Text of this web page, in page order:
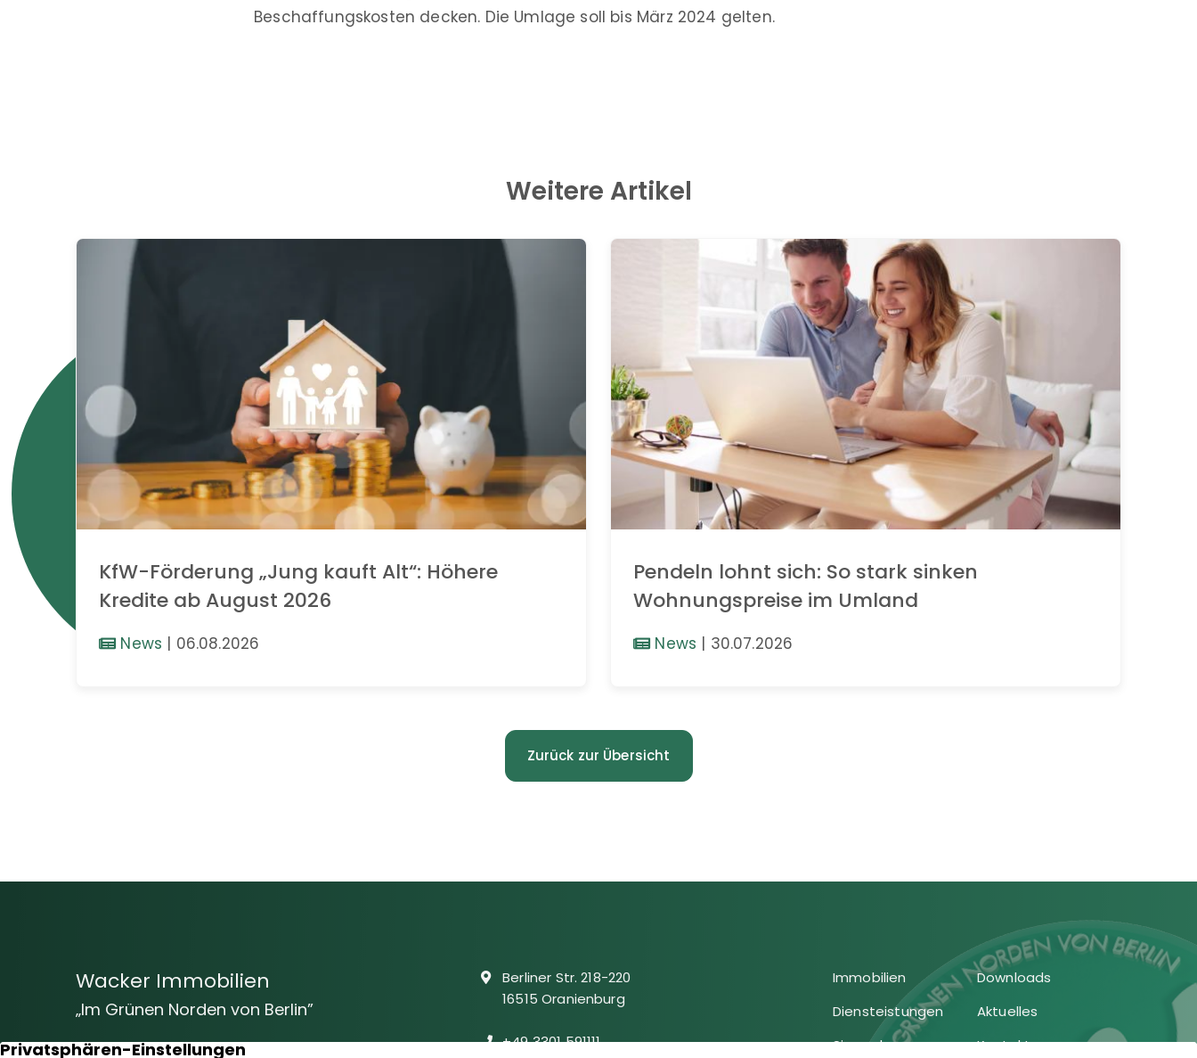
Beschaffungskosten decken. Die Umlage soll bis März 2024 gelten.
Weitere Artikel
KfW-Förderung „Jung kauft Alt“: Höhere
Kredite ab August 2026
News | 06.08.2026
Pendeln lohnt sich: So stark sinken
Wohnungspreise im Umland
News | 30.07.2026
Zurück zur Übersicht
Wacker Immobilien
„Im Grünen Norden von Berlin”
Vom Baugrundstück bis hin zur
Berliner Str. 218-220
16515 Oranienburg
+49 3301 591111
Immobilien
Downloads
Diensteistungen
Aktuelles
Sie suchen
Kontakt